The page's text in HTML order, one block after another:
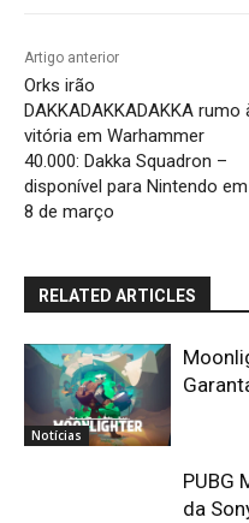
Artigo anterior
Orks irão
DAKKADAKKADAKKA rumo
vitória em Warhammer
40.000: Dakka Squadron –
disponível para Nintendo em
8 de março
RELATED ARTICLES
Notícias
PUBG
da